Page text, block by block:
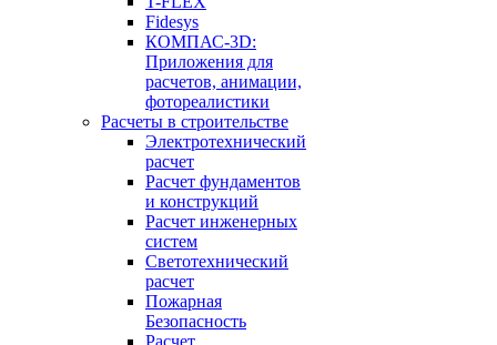
Fidesys
КОМПАС-3D:
Приложения для
расчетов, анимации,
фотореалистики
Расчеты в строительстве
Электротехнический
расчет
Расчет фундаментов
и конструкций
Расчет инженерных
систем
Светотехнический
расчет
Пожарная
Безопасность
Расчет